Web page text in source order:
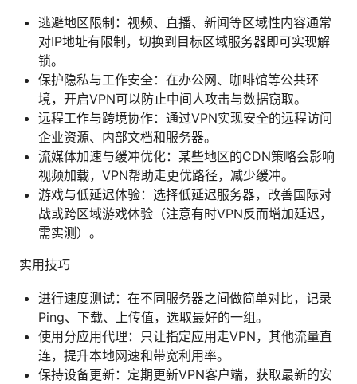
逃避地区限制：视频、直播、新闻等区域性内容通常
对IP地址有限制，切换到目标区域服务器即可实现解
锁。
保护隐私与工作安全：在办公网、咖啡馆等公共环
境，开启VPN可以防止中间人攻击与数据窃取。
远程工作与跨境协作：通过VPN实现安全的远程访问
企业资源、内部文档和服务器。
流媒体加速与缓冲优化：某些地区的CDN策略会影响
视频加载，VPN帮助走更优路径，减少缓冲。
游戏与低延迟体验：选择低延迟服务器，改善国际对
战或跨区域游戏体验（注意有时VPN反而增加延迟，
需实测）。
实用技巧
进行速度测试：在不同服务器之间做简单对比，记录
Ping、下载、上传值，选取最好的一组。
使用分应用代理：只让指定应用走VPN，其他流量直
连，提升本地网速和带宽利用率。
保持设备更新：定期更新VPN客户端，获取最新的安